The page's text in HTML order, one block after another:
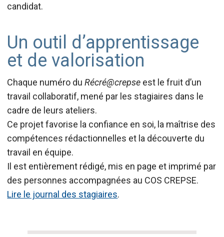
candidat.
Un outil d’apprentissage
et de valorisation
Chaque numéro duRécré@crepse est le fruit d’un
travail collaboratif, mené par les stagiaires dans le
cadre de leurs ateliers.
Ce projet favorise la confiance en soi, la maîtrise des
compétences rédactionnelles et la découverte du
travail en équipe.
Il est entièrement rédigé, mis en page et imprimé par
des personnes accompagnées au COS CREPSE.
Lire le journal des stagiaires.